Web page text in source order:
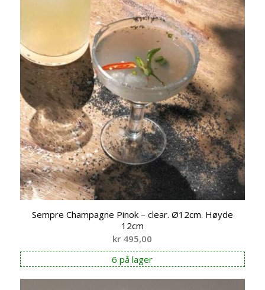
Sempre Champagne Pinok – clear. Ø12cm. Høyde
12cm
kr 495,00
6 på lager